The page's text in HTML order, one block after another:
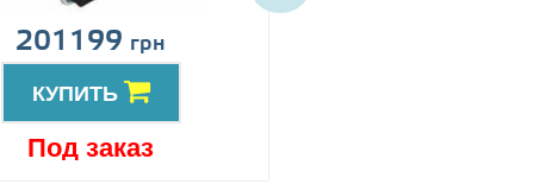
201199 грн
КУПИТЬ
Под заказ